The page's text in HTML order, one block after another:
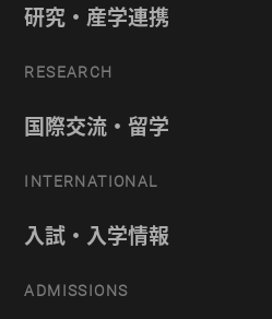
研究・産学連携
RESEARCH
国際交流・留学
INTERNATIONAL
入試・入学情報
ADMISSIONS